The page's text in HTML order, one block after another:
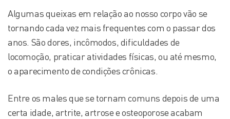
Algumas queixas em relação ao nosso corpo vão se
tornando cada vez mais frequentes com o passar dos
anos. São dores, incômodos, dificuldades de
locomoção, praticar atividades físicas, ou até mesmo,
o aparecimento de condições crônicas.
Entre os males que se tornam comuns depois de uma
certa idade, artrite, artrose e osteoporose acabam